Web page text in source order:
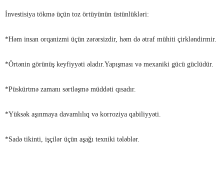
İnvestisiya tökmə üçün toz örtüyünün üstünlükləri:
*Həm insan orqanizmi üçün zərərsizdir, həm də ətraf mühiti çirkləndirmir.
*Örtənin görünüş keyfiyyəti əladır.Yapışması və mexaniki gücü güclüdür.
*Püskürtmə zamanı sərtləşmə müddəti qısadır.
*Yüksək aşınmaya davamlılıq və korroziya qabiliyyəti.
*Sadə tikinti, işçilər üçün aşağı texniki tələblər.